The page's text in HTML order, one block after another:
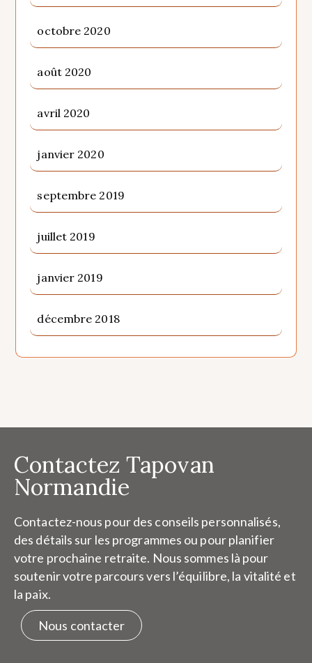
octobre 2020
août 2020
avril 2020
janvier 2020
septembre 2019
juillet 2019
janvier 2019
décembre 2018
Contactez Tapovan
Normandie
Contactez-nous pour des conseils personnalisés,
des détails sur les programmes ou pour planifier
votre prochaine retraite. Nous sommes là pour
soutenir votre parcours vers l’équilibre, la vitalité et
la paix.
Nous contacter